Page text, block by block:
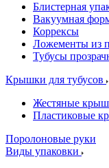
Блистерная
Вакуумная
Коррексы
Ложементы из
Тубусы
Крышки для тубусов
Жестяные
Пластиковые
Поролоновые руки
Виды упаковки